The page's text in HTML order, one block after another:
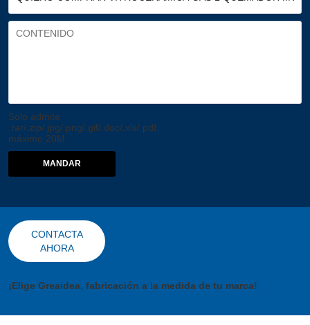
Solo admite
.rar/.zip/.jpg/.png/.gif/.doc/.xls/.pdf,
máximo 20M
MANDAR
CONTACTA
AHORA
¡Elige Greaidea, fabricación a la medida de tu marca!